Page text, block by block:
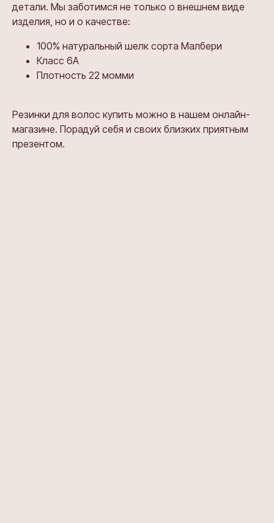
детали. Мы заботимся не только о внешнем виде
изделия, но и о качестве:
100% натуральный шелк сорта Малбери
Класс 6А
Плотность 22 момми
Резинки для волос купить можно в нашем онлайн-
магазине. Порадуй себя и своих близких приятным
презентом.